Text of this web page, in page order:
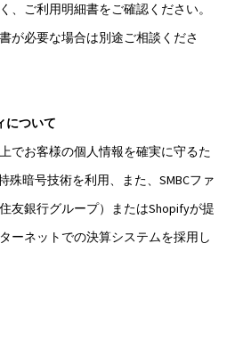
、ご利用明細書をご確認ください。
が必要な場合は別途ご相談くださ
について
でお客様の個人情報を確実に守るた
殊暗号技術を利用、また、SMBCファ
友銀行グループ）またはShopifyが提
ーネットでの決算システムを採用し